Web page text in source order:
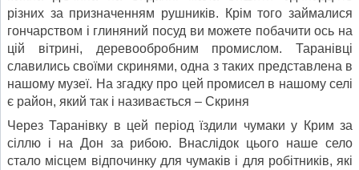
різних за призначенням рушників. Крім того займалися
гончарством і глиняний посуд ви можете побачити ось на
цій вітрині, деревообробним промислом. Таранівці
славились своїми скринями, одна з таких представлена в
нашому музеї. На згадку про цей промисел в нашому селі
є район, який так і називається – Скриня
Через Таранівку в цей період їздили чумаки у Крим за
сіллю і на Дон за рибою. Внаслідок цього наше село
стало місцем відпочинку для чумаків і для робітників, які